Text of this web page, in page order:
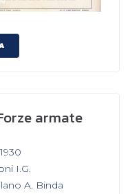
armate
I.G.
A. Binda